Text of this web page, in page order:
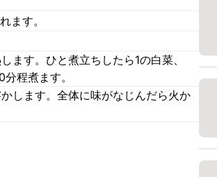
ます。
ます。ひと煮立ちしたら1の白菜、
程煮ます。
します。全体に味がなじんだら火か